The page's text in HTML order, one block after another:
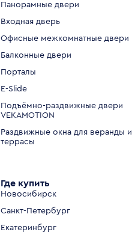
Панорамные двери
Входная дверь
Офисные межкомнатные двери
Балконные двери
Порталы
E-Slide
Подъёмно-раздвижные двери
VEKAMOTION
Раздвижные окна для веранды и
террасы
Где купить
Новосибирск
Санкт-Петербург
Екатеринбург